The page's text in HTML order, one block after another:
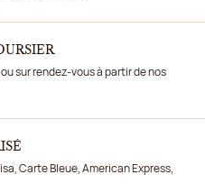
sur rendez-vous à partir de nos
Carte Bleue, American Express,